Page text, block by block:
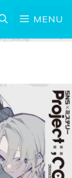
MENU